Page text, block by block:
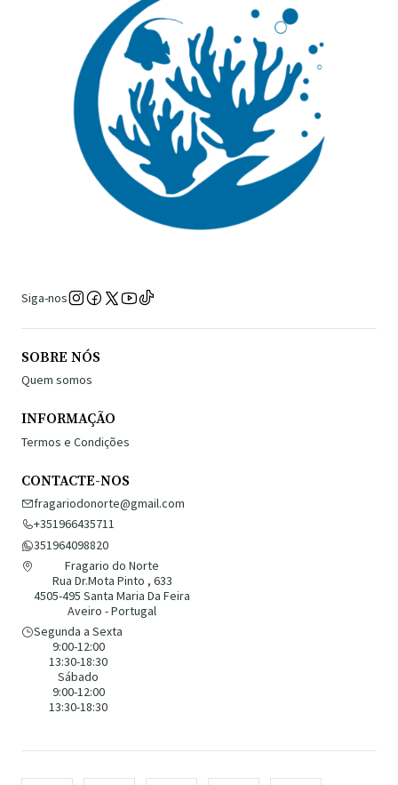
Siga-nos
SOBRE NÓS
Quem somos
INFORMAÇÃO
Termos e Condições
CONTACTE-NOS
fragariodonorte@gmail.com
+351966435711
351964098820
Fragario do Norte
Rua Dr.Mota Pinto , 633
4505-495 Santa Maria Da Feira
Aveiro - Portugal
Segunda a Sexta
9:00-12:00
13:30-18:30
Sábado
9:00-12:00
13:30-18:30